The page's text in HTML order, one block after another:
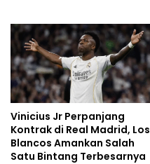
Vinicius Jr Perpanjang
Kontrak di Real Madrid, Los
Blancos Amankan Salah
Satu Bintang Terbesarnya